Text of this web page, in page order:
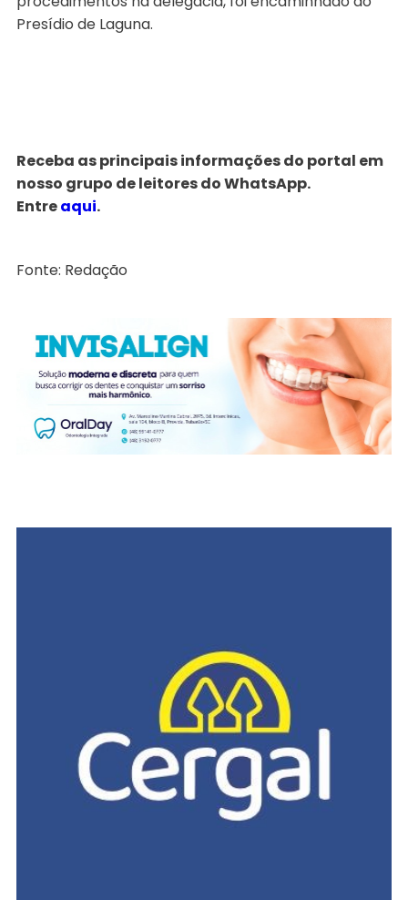
Presídio de Laguna.
Receba as principais informações do portal em
nosso grupo de leitores do WhatsApp.
Entreaqui.
Fonte: Redação